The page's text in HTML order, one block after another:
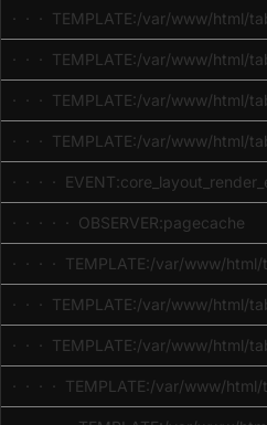
· · · TEMPLATE:/var/www/html/
· · · TEMPLATE:/var/www/html/
· · · TEMPLATE:/var/www/html/
· · · TEMPLATE:/var/www/html/
· · · ·
· · · · · OBSERVER:pagecache
· · · · TEMPLATE:/var/www/
· · · TEMPLATE:/var/www/html/
· · · TEMPLATE:/var/www/html/
· · · · TEMPLATE:/var/www/